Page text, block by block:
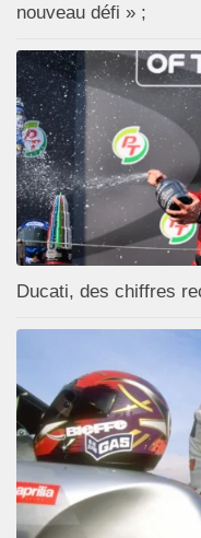
nouveau défi » ;
Ducati, des chiffres